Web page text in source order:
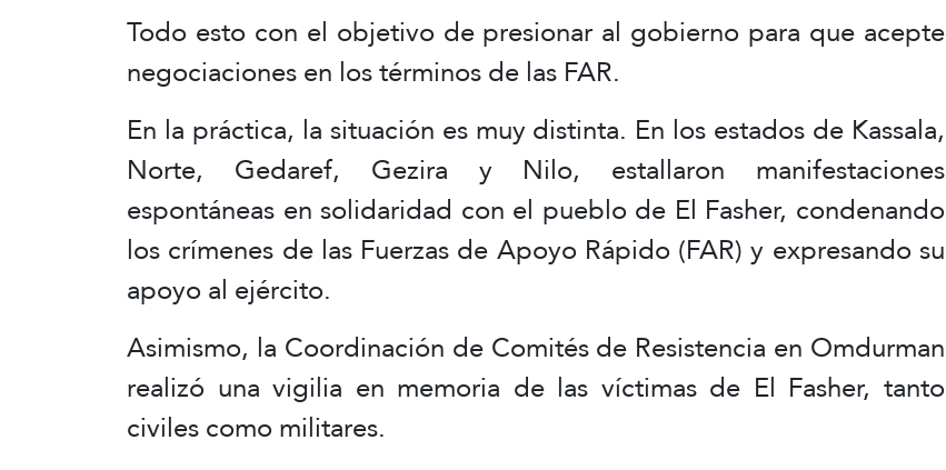
Todo esto con el objetivo de presionar al gobierno para que acepte
negociaciones en los términos de las FAR.
En la práctica, la situación es muy distinta. En los estados de Kassala,
Norte, Gedaref, Gezira y Nilo, estallaron manifestaciones
espontáneas en solidaridad con el pueblo de El Fasher, condenando
los crímenes de las Fuerzas de Apoyo Rápido (FAR) y expresando su
apoyo al ejército.
Asimismo, la Coordinación de Comités de Resistencia en Omdurman
realizó una vigilia en memoria de las víctimas de El Fasher, tanto
civiles como militares.